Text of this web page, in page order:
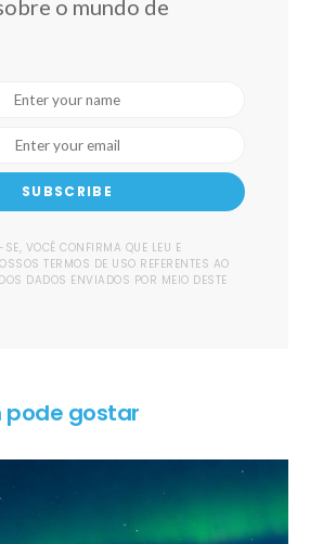
o mundo de
SUBSCRIBE
VOCÊ CONFIRMA QUE LEU E
TERMOS DE USO REFERENTES AO
DADOS ENVIADOS POR MEIO DESTE
gostar